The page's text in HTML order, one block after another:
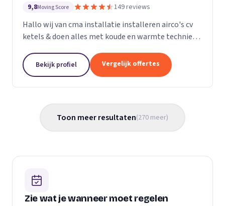
9,8Moving Score 149 reviews
Hallo wij van cma installatie installeren airco's cv
ketels & doen alles met koude en warmte techniek
werkzaamheden. U kunt gerust een kijkje nemen
op...
Bekijk profiel Vergelijk offertes
Toon meer resultaten(270 meer)
Zie wat je wanneer moet regelen